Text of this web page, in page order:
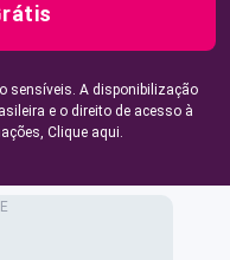
sensíveis. A disponibilização
e o direito de acesso à
Clique aqui.